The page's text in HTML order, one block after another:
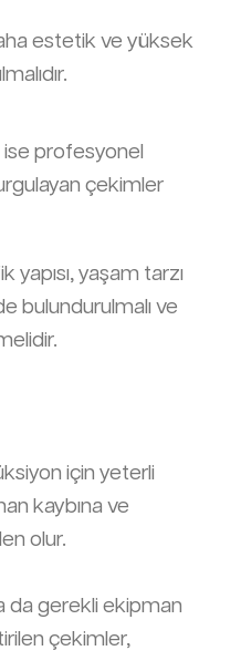
estetik ve yüksek
profesyonel
çekimler
yaşam tarzı
bulundurulmalı ve
için yeterli
kaybına ve
olur.
da gerekli ekipman
çekimler,